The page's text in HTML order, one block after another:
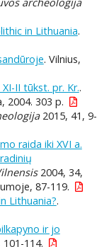
in Lithuania.
. Vilnius,
II tūkst. pr. Kr..
2004. 303 p.
2015, 41, 9-
raida iki XVI a.
2004, 34,
87-119.
Lithuania?.
ir jo
114.